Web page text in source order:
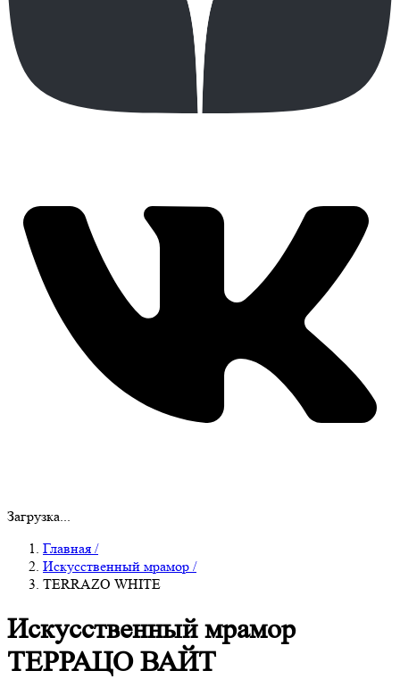
Загрузка...
Главная /
Искусственный мрамор /
TERRAZO WHITE
Искусственный мрамор
ТЕРРАЦО ВАЙТ